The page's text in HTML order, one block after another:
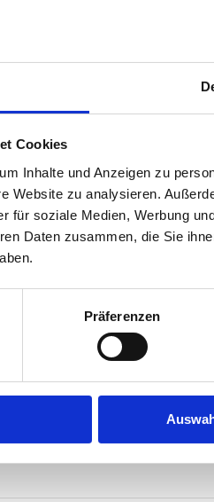
Cookies
Inhalte und Anzeigen zu
Website zu analysieren.
für soziale Medien, Werbung
Daten zusammen, die Sie
Präferenzen
4
wieder Buchen !